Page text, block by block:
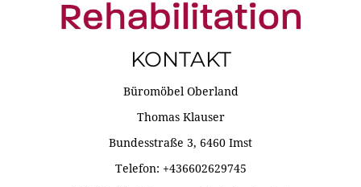
KONTAKT
Büromöbel Oberland
Thomas Klauser
Bundesstraße 3, 6460 Imst
Telefon: +436602629745